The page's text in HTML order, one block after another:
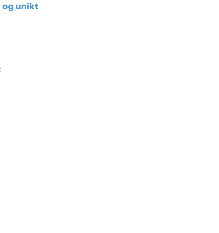
og unikt